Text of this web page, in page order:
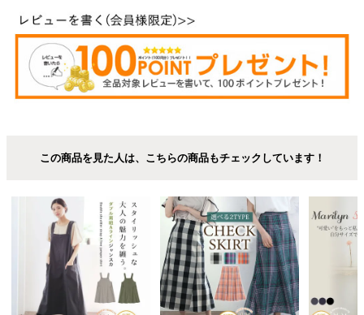
この商品を見た人は、こちらの商品もチェックしています！